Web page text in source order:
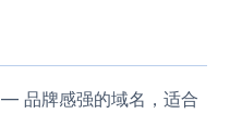
— 品牌感强的域名，适合